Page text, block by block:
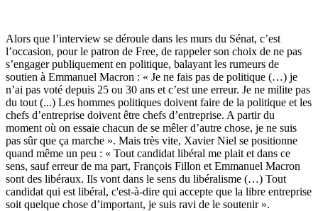
Alors que l’interview se déroule dans les murs du Sénat, c’est
l’occasion, pour le patron de Free, de rappeler son choix de ne pas
s’engager publiquement en politique, balayant les rumeurs de
soutien à Emmanuel Macron : « Je ne fais pas de politique (…) je
n’ai pas voté depuis 25 ou 30 ans et c’est une erreur. Je ne milite pas
du tout (...) Les hommes politiques doivent faire de la politique et les
chefs d’entreprise doivent être chefs d’entreprise. A partir du
moment où on essaie chacun de se mêler d’autre chose, je ne suis
pas sûr que ça marche ». Mais très vite, Xavier Niel se positionne
quand même un peu : « Tout candidat libéral me plait et dans ce
sens, sauf erreur de ma part, François Fillon et Emmanuel Macron
sont des libéraux. Ils vont dans le sens du libéralisme (…) Tout
candidat qui est libéral, c'est-à-dire qui accepte que la libre entreprise
soit quelque chose d’important, je suis ravi de le soutenir ».